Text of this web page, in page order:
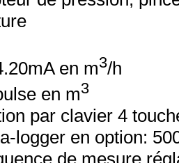
en m3/h
en m3
par clavier 4
logger en option:
de mesure